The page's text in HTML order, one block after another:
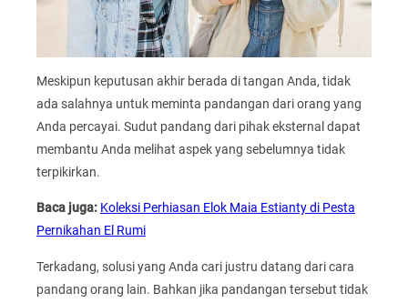
Meskipun keputusan akhir berada di tangan Anda, tidak
ada salahnya untuk meminta pandangan dari orang yang
Anda percayai. Sudut pandang dari pihak eksternal dapat
membantu Anda melihat aspek yang sebelumnya tidak
terpikirkan.
Baca juga: Koleksi Perhiasan Elok Maia Estianty di Pesta
Pernikahan El Rumi
Terkadang, solusi yang Anda cari justru datang dari cara
pandang orang lain. Bahkan jika pandangan tersebut tidak